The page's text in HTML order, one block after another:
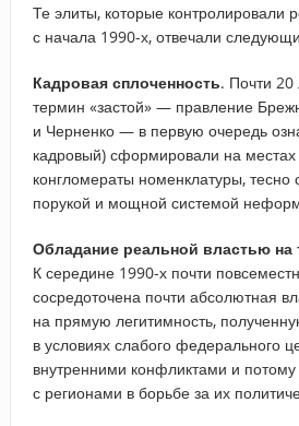
Те элиты, которые контролировали
с начала 1990-х, отвечали
Кадровая сплоченность. Почти 20
термин «застой» — правление
и Черненко — в первую очередь
кадровый) сформировали на
конгломераты номенклатуры, тесно
порукой и мощной системой
Обладание реальной властью на
К середине 1990-х почти
сосредоточена почти абсолютная
на прямую легитимность,
в условиях слабого федерального
внутренними конфликтами и потому
с регионами в борьбе за их